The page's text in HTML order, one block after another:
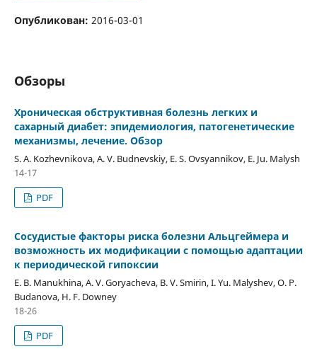
Опубликован: 2016-03-01
Обзоры
Хроническая обструктивная болезнь легких и
сахарный диабет: эпидемиология, патогенетические
механизмы, лечение. Обзор
S. A. Kozhevnikova, A. V. Budnevskiy, E. S. Ovsyannikov, E. Ju. Malysh
14-17
PDF
Сосудистые факторы риска болезни Альцгеймера и
возможность их модификации с помощью адаптации
к периодической гипоксии
E. B. Manukhina, A. V. Goryacheva, B. V. Smirin, I. Yu. Malyshev, O. P.
Budanova, H. F. Downey
18-26
PDF